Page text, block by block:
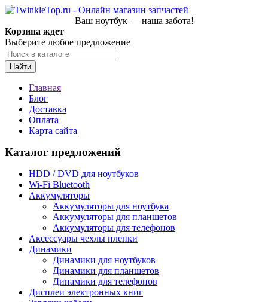
Ваш ноутбук — наша забота!
Корзина ждет
Выберите любое предложение
Найти
Главная
Блог
Доставка
Оплата
Карта сайта
Каталог предложений
HDD / DVD для ноутбуков
Wi-Fi Bluetooth
Аккумуляторы
Аккумуляторы для ноутбука
Аккумуляторы для планшетов
Аккумуляторы для телефонов
Аксессуары чехлы пленки
Динамики
Динамики для ноутбуков
Динамики для планшетов
Динамики для телефонов
Дисплеи электронных книг